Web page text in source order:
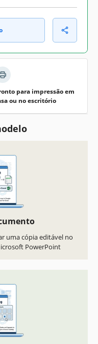
para impressão em
ou no escritório
uma cópia editável no
PowerPoint